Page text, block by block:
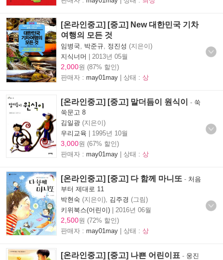
[온라인중고] [중고] New 대한민국 기차
여행의 모든 것
임병국 박준규 정진성 (지은이)
지식너머 | 2013년 05월
2,000원 (87% 할인)
판매자 : may01may | 상태 : 상
[온라인중고] [중고] 말더듬이 원식이 - 쑥
쑥문고 8
김일광 (지은이)
우리교육 | 1995년 10월
3,000원 (67% 할인)
판매자 : may01may | 상태 : 상
[온라인중고] [중고] 다 함께 마니또 - 처음
부터 제대로 11
박현숙 (지은이), 김주경 (그림)
키위북스(어린이) | 2016년 06월
2,500원 (72% 할인)
판매자 : may01may | 상태 : 상
[온라인중고] [중고] 나쁜 어린이표 - 웅진